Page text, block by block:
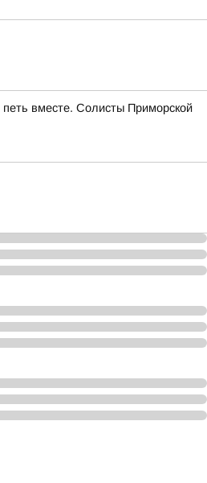
вместе. Солисты Приморской